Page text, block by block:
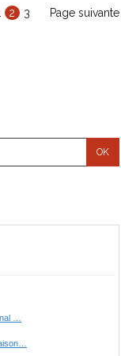
2 3 Page suivante